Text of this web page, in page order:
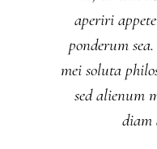
aperiri
ponderum
mei soluta
sed alienum
diam